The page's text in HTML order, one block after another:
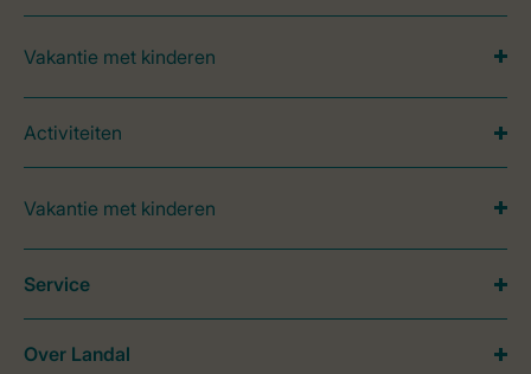
Vakantie met kinderen
Activiteiten
Vakantie met kinderen
Service
Over Landal